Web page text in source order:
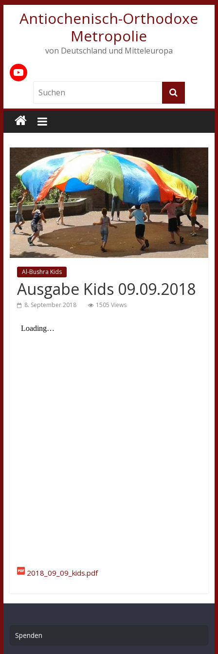
Antiochenisch-Orthodoxe
Metropolie
von Deutschland und Mitteleuropa
Al-Bushra Kids
Ausgabe Kids 09.09.2018
8. September 2018 1505 Views
2018_09_09_kids.pdf
Spenden